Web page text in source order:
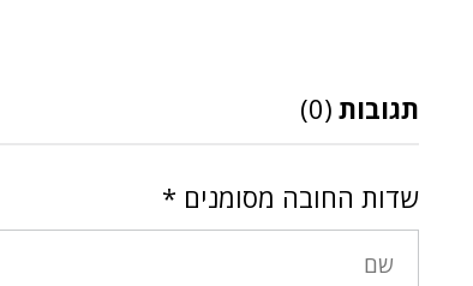
תגובות (0)
שדות החובה מסומנים *